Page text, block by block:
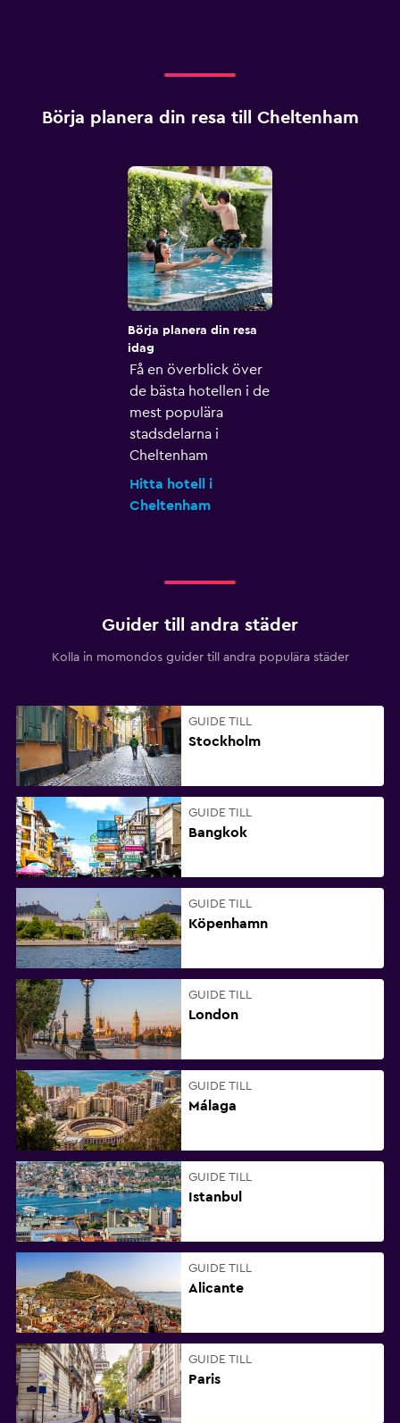
Börja planera din resa till Cheltenham
Börja planera din resa
idag
Få en överblick över
de bästa hotellen i de
mest populära
stadsdelarna i
Cheltenham
Hitta hotell i
Cheltenham
Guider till andra städer
Kolla in momondos guider till andra populära städer
GUIDE TILL
Stockholm
GUIDE TILL
Bangkok
GUIDE TILL
Köpenhamn
GUIDE TILL
London
GUIDE TILL
Málaga
GUIDE TILL
Istanbul
GUIDE TILL
Alicante
GUIDE TILL
Paris